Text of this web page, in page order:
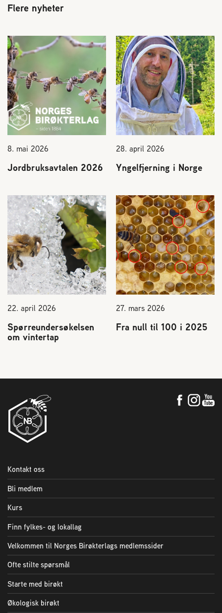
Flere nyheter
8. mai 2026
Jordbruksavtalen 2026
28. april 2026
Yngelfjerning i Norge
22. april 2026
Spørreundersøkelsen
om vintertap
27. mars 2026
Fra null til 100 i 2025
Kontakt oss
Bli medlem
Kurs
Finn fylkes- og lokallag
Velkommen til Norges Birøkterlags medlemssider
Ofte stilte spørsmål
Starte med birøkt
Økologisk birøkt